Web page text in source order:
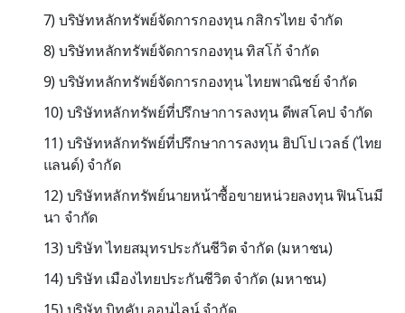
7) บริษัทหลักทรัพย์จัดการกองทุน กสิกรไทย จำกัด
8) บริษัทหลักทรัพย์จัดการกองทุน ทิสโก้ จำกัด
9) บริษัทหลักทรัพย์จัดการกองทุน ไทยพาณิชย์ จำกัด
10) บริษัทหลักทรัพย์ที่ปรึกษาการลงทุน ดีพสโคป จำกัด
11) บริษัทหลักทรัพย์ที่ปรึกษาการลงทุน ฮิปโป เวลธ์ (ไทย
แลนด์) จำกัด
12) บริษัทหลักทรัพย์นายหน้าซื้อขายหน่วยลงทุน ฟินโนมี
นา จำกัด
13) บริษัท ไทยสมุทรประกันชีวิต จำกัด (มหาชน)
14) บริษัท เมืองไทยประกันชีวิต จำกัด (มหาชน)
15) บริษัท บิทคับ ออนไลน์ จำกัด